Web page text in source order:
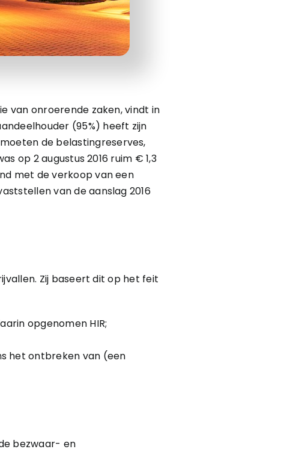
van onroerende zaken, vindt in
(95%) heeft zijn
de belastingreserves,
op 2 augustus 2016 ruim € 1,3
met de verkoop van een
van de aanslag 2016
Zij baseert dit op het feit
opgenomen HIR;
het ontbreken van (een
bezwaar- en